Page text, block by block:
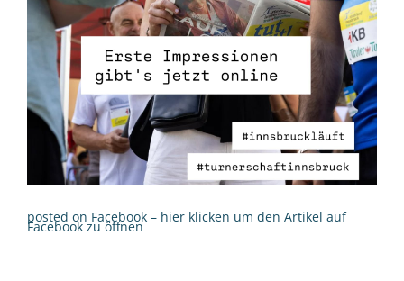
posted on Facebook – hier klicken um den Artikel auf
Facebook zu öffnen